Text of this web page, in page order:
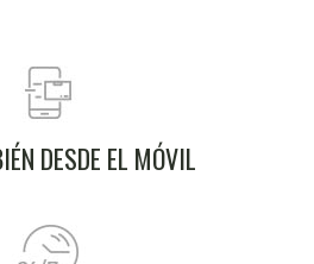
DESDE EL MÓVIL